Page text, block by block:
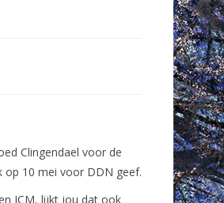
Clingendael voor de
10 mei voor DDN geef.
ICM, lijkt jou dat ook